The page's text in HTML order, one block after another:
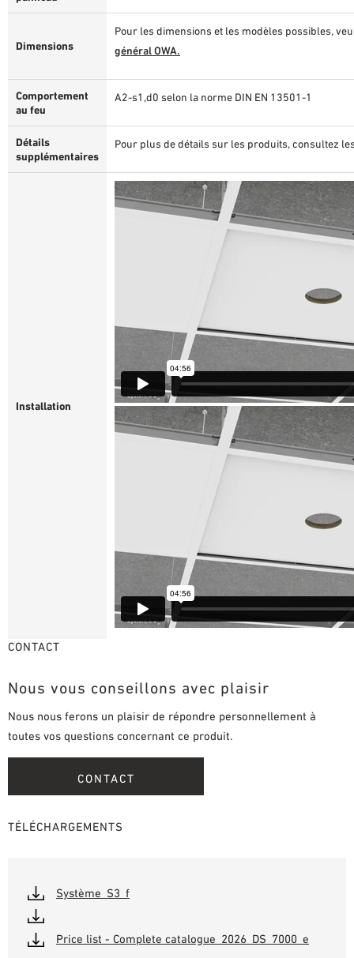
Dimensions
Pour les dimensions et les modèles possibles,
général OWA.
Comportement
au feu
A2-s1,d0 selon la norme DIN EN 13501-1
Détails
supplémentaires
Pour plus de détails sur les produits, consultez
Installation
CONTACT
Nous vous conseillons avec plaisir
Nous nous ferons un plaisir de répondre personnellement à
toutes vos questions concernant ce produit.
CONTACT
TÉLÉCHARGEMENTS
Système_S3_f
Price list - Complete catalogue_2026_DS_7000_e